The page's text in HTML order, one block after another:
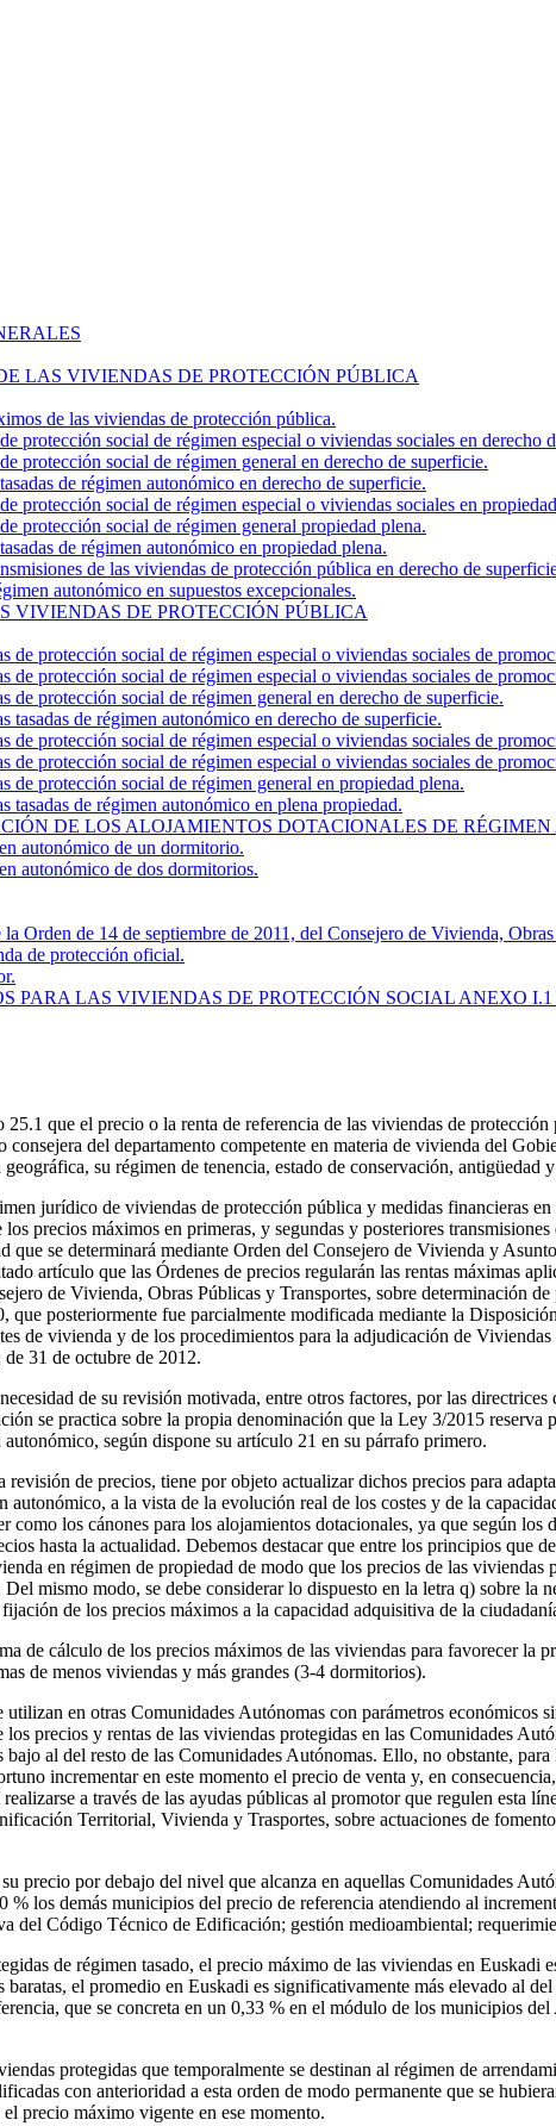
LAS VIVIENDAS DE PROTECCIÓN PÚBLICA
de las viviendas de protección pública.
protección social de régimen especial o viviendas sociales en derecho
protección social de régimen general en derecho de superficie.
de régimen autonómico en derecho de superficie.
protección social de régimen especial o viviendas sociales en
protección social de régimen general propiedad plena.
de régimen autonómico en propiedad plena.
de las viviendas de protección pública en derecho de
autonómico en supuestos excepcionales.
VIVIENDAS DE PROTECCIÓN PÚBLICA
de protección social de régimen especial o viviendas sociales de
de protección social de régimen especial o viviendas sociales de
de protección social de régimen general en derecho de superficie.
tasadas de régimen autonómico en derecho de superficie.
de protección social de régimen especial o viviendas sociales de
de protección social de régimen especial o viviendas sociales de
de protección social de régimen general en propiedad plena.
tasadas de régimen autonómico en plena propiedad.
DE LOS ALOJAMIENTOS DOTACIONALES DE
autonómico de un dormitorio.
autonómico de dos dormitorios.
Orden de 14 de septiembre de 2011, del Consejero de Vivienda,
de protección oficial.
PARA LAS VIVIENDAS DE PROTECCIÓN SOCIAL ANEXO
que el precio o la renta de referencia de las viviendas de
del departamento competente en materia de vivienda del
su régimen de tenencia, estado de conservación, antigüedad
jurídico de viviendas de protección pública y medidas financieras
precios máximos en primeras, y segundas y posteriores
que se determinará mediante Orden del Consejero de Vivienda y
artículo que las Órdenes de precios regularán las rentas máximas
de Vivienda, Obras Públicas y Transportes, sobre determinación
posteriormente fue parcialmente modificada mediante la
de vivienda y de los procedimientos para la adjudicación de
31 de octubre de 2012.
de su revisión motivada, entre otros factores, por las
se practica sobre la propia denominación que la Ley 3/2015 reserva
según dispone su artículo 21 en su párrafo primero.
de precios, tiene por objeto actualizar dichos precios para
a la vista de la evolución real de los costes y de la
como los cánones para los alojamientos dotacionales, ya que según
hasta la actualidad. Debemos destacar que entre los principios que
en régimen de propiedad de modo que los precios de las viviendas
mismo modo, se debe considerar lo dispuesto en la letra q) sobre la
de los precios máximos a la capacidad adquisitiva de la
de cálculo de los precios máximos de las viviendas para favorecer la
de menos viviendas y más grandes (3-4 dormitorios).
en otras Comunidades Autónomas con parámetros económicos
precios y rentas de las viviendas protegidas en las Comunidades
al del resto de las Comunidades Autónomas. Ello, no obstante,
incrementar en este momento el precio de venta y, en
a través de las ayudas públicas al promotor que regulen esta
Territorial, Vivienda y Trasportes, sobre actuaciones de
precio por debajo del nivel que alcanza en aquellas Comunidades
los demás municipios del precio de referencia atendiendo al
del Código Técnico de Edificación; gestión medioambiental;
de régimen tasado, el precio máximo de las viviendas en Euskadi
el promedio en Euskadi es significativamente más elevado al
que se concreta en un 0,33 % en el módulo de los municipios
protegidas que temporalmente se destinan al régimen de
con anterioridad a esta orden de modo permanente que se
precio máximo vigente en ese momento.